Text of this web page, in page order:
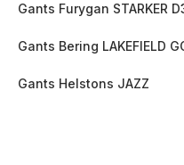
Gants Furygan STARKER
Gants Bering LAKEFIELD
Gants Helstons JAZZ